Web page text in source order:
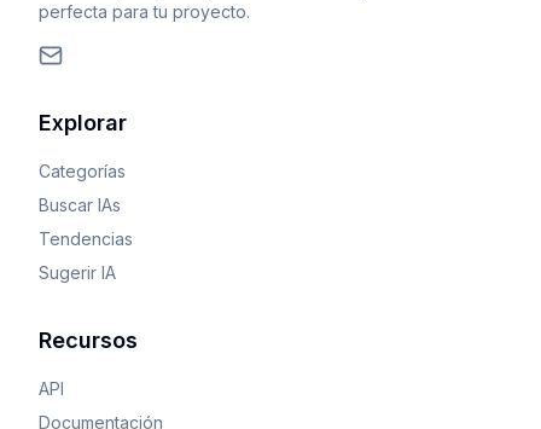
perfecta para tu proyecto.
Explorar
Categorías
Buscar IAs
Tendencias
Sugerir IA
Recursos
API
Documentación